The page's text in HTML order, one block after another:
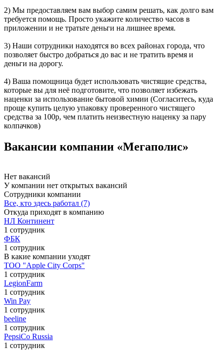
2) Мы предоставляем вам выбор самим решать, как долго вам
требуется помощь. Просто укажите количество часов в
приложении и не тратьте деньги на лишнее время.
3) Наши сотрудники находятся во всех районах города, что
позволяет быстро добраться до вас и не тратить время и
деньги на дорогу.
4) Ваша помощница будет использовать чистящие средства,
которые вы для неё подготовите, что позволяет избежать
наценки за использование бытовой химии (Согласитесь, куда
проще купить целую упаковку проверенного чистящего
средства за 100р, чем платить неизвестную наценку за пару
колпачков)
Вакансии компании «Мегаполис»
Нет вакансий
У компании нет открытых вакансий
Сотрудники компании
Все, кто здесь работал (7)
Откуда приходят в компанию
НЛ Континент
1 сотрудник
ФБК
1 сотрудник
В какие компании уходят
ТОО "Apple City Corps"
1 сотрудник
LegionFarm
1 сотрудник
Win Pay
1 сотрудник
beeline
1 сотрудник
PepsiCo Russia
1 сотрудник